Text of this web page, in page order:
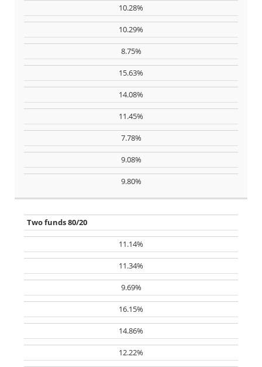
10.28%
10.29%
8.75%
15.63%
14.08%
11.45%
7.78%
9.08%
9.80%
Two funds 80/20
11.14%
11.34%
9.69%
16.15%
14.86%
12.22%